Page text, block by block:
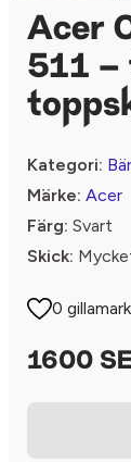
Acer
511 –
Kategori:
Märke: Acer
Färg: Svart
Skick:
0
1600